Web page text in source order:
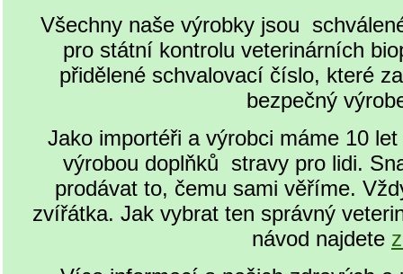
Všechny naše výrobky jsou
pro státní kontrolu veterinárních
přidělené schvalovací číslo, které
bezpečný
Jako importéři a výrobci máme 10
výrobou doplňků stravy pro lidi.
prodávat to, čemu sami věříme.
zvířátka. Jak vybrat ten správný
návod najdete